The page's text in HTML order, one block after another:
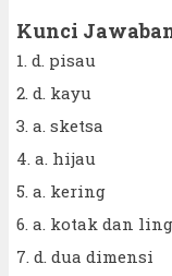
Kunci
1. d. pisau
2. d. kayu
3. a. sketsa
4. a. hijau
5. a. kering
6. a. kotak dan
7. d. dua dimensi